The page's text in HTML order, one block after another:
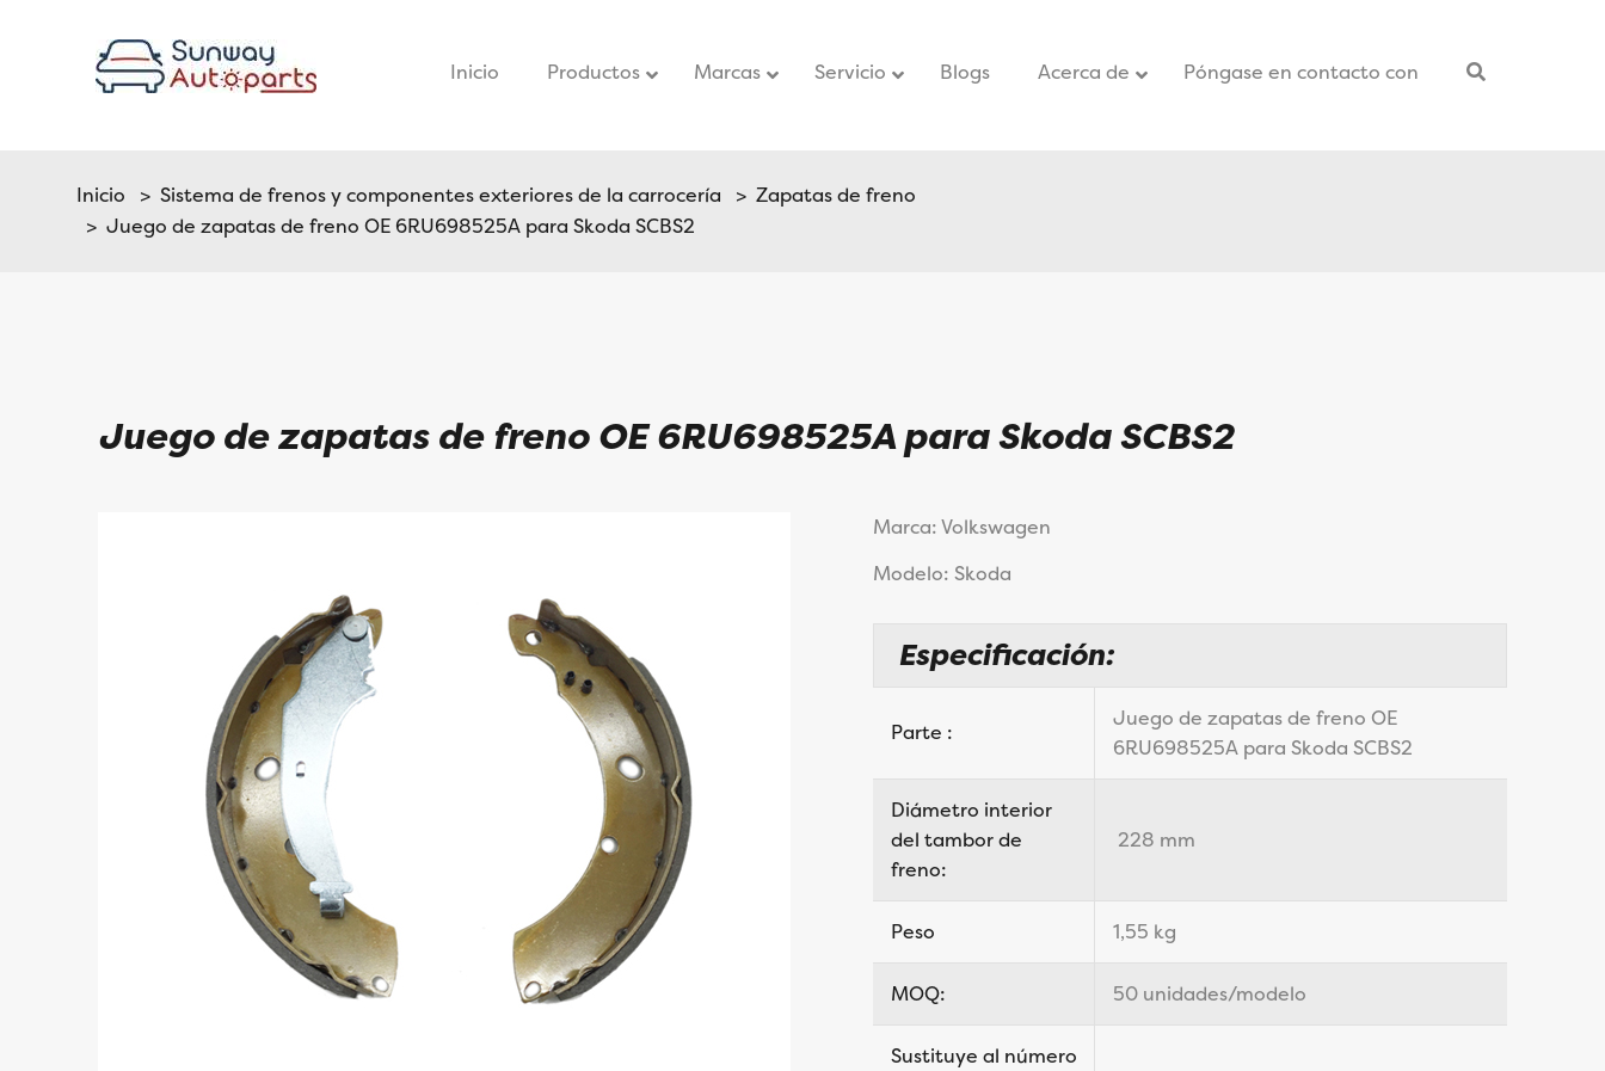
Inicio Productos Marcas Servicio – Blogs Acerca de Póngase en contacto con
Inicio >Sistema de frenos y componentes exteriores de la carrocería >Zapatas de freno
> Juego de zapatas de freno OE 6RU698525A para Skoda SCBS2
Juego de zapatas de freno OE 6RU698525A para Skoda SCBS2
Marca: Volkswagen
Modelo: Skoda
Especificación:
Parte :
Juego de zapatas de freno OE
6RU698525A para Skoda SCBS2
Diámetro interior
del tambor de
freno:
228 mm
Peso 1,55 kg
MOQ: 50 unidades/modelo
Sustituye al número